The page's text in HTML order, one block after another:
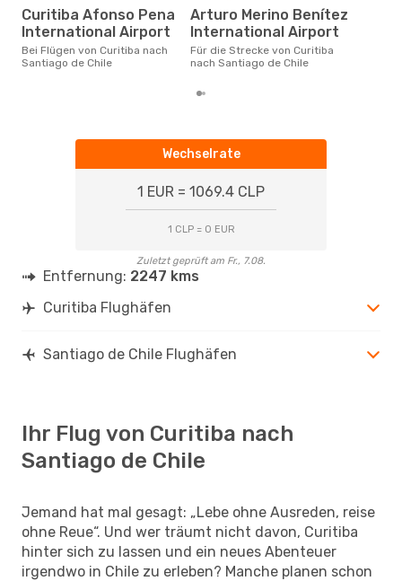
Curitiba Afonso Pena
International Airport
Bei Flügen von Curitiba nach
Santiago de Chile
Arturo Merino Benítez
International Airport
Für die Strecke von Curitiba
nach Santiago de Chile
Wechselrate
1 EUR = 1069.4 CLP
1 CLP = 0 EUR
Zuletzt geprüft am Fr., 7.08.
Entfernung: 2247 kms
Curitiba Flughäfen
Santiago de Chile Flughäfen
Ihr Flug von Curitiba nach
Santiago de Chile
Jemand hat mal gesagt: „Lebe ohne Ausreden, reise
ohne Reue“. Und wer träumt nicht davon, Curitiba
hinter sich zu lassen und ein neues Abenteuer
irgendwo in Chile zu erleben? Manche planen schon